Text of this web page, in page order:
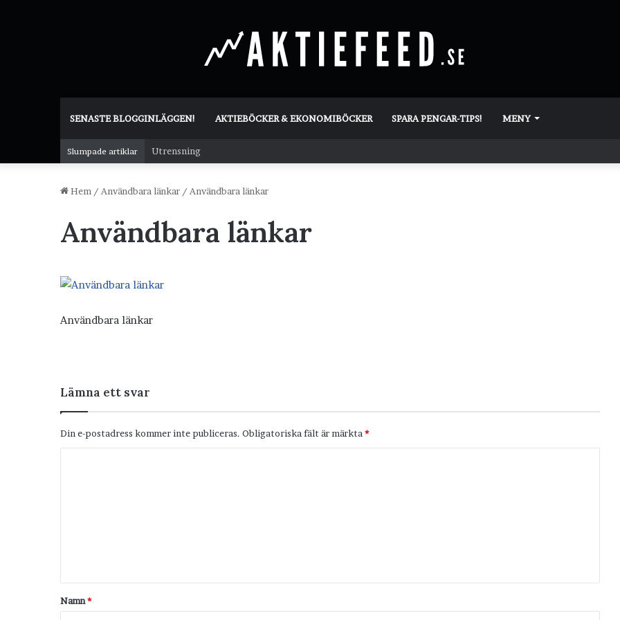
SENASTE BLOGGINLÄGGEN! AKTIEBÖCKER & EKONOMIBÖCKER SPARA PENGAR-TIPS! MENY
Slumpade artiklar Utrensning
Hem / Användbara länkar / Användbara länkar
Användbara länkar
Användbara länkar
Lämna ett svar
Din e-postadress kommer inte publiceras. Obligatoriska fält är märkta *
t
a
Namn*